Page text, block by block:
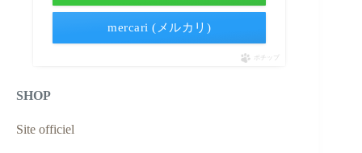
mercari (メルカリ)
ポチップ
SHOP
Site officiel